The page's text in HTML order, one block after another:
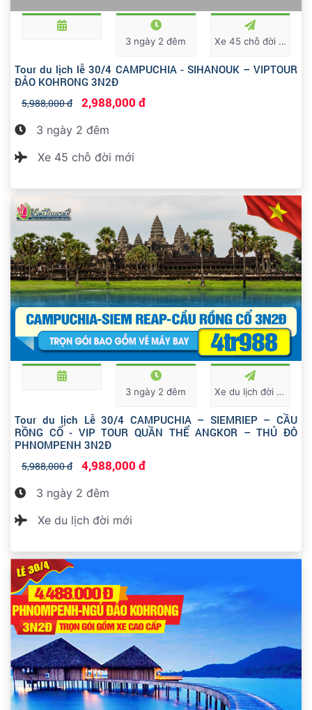
3 ngày 2 đêm Xe 45 chỗ đời mới
Tour du lịch lễ 30/4 CAMPUCHIA - SIHANOUK – VIPTOUR
ĐẢO KOHRONG 3N2Đ
5,988,000 đ 2,988,000 đ
3 ngày 2 đêm
Xe 45 chỗ đời mới
3 ngày 2 đêm Xe du lịch đời mới
Tour du lịch Lễ 30/4 CAMPUCHIA – SIEMRIEP – CẦU
RỒNG CỔ - VIP TOUR QUẦN THỂ ANGKOR – THỦ ĐÔ
PHNOMPENH 3N2Đ
5,988,000 đ 4,988,000 đ
3 ngày 2 đêm
Xe du lịch đời mới